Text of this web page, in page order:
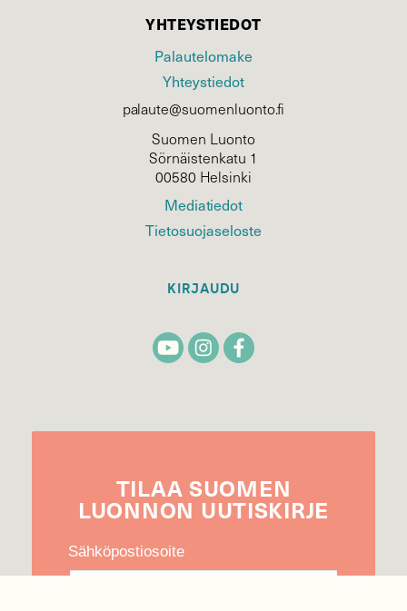
YHTEYSTIEDOT
Palautelomake
Yhteystiedot
palaute@suomenluonto.fi
Suomen Luonto
Sörnäistenkatu 1
00580 Helsinki
Mediatiedot
Tietosuojaseloste
KIRJAUDU
TILAA SUOMEN
LUONNON UUTIS­KIRJE
Sähköpostiosoite